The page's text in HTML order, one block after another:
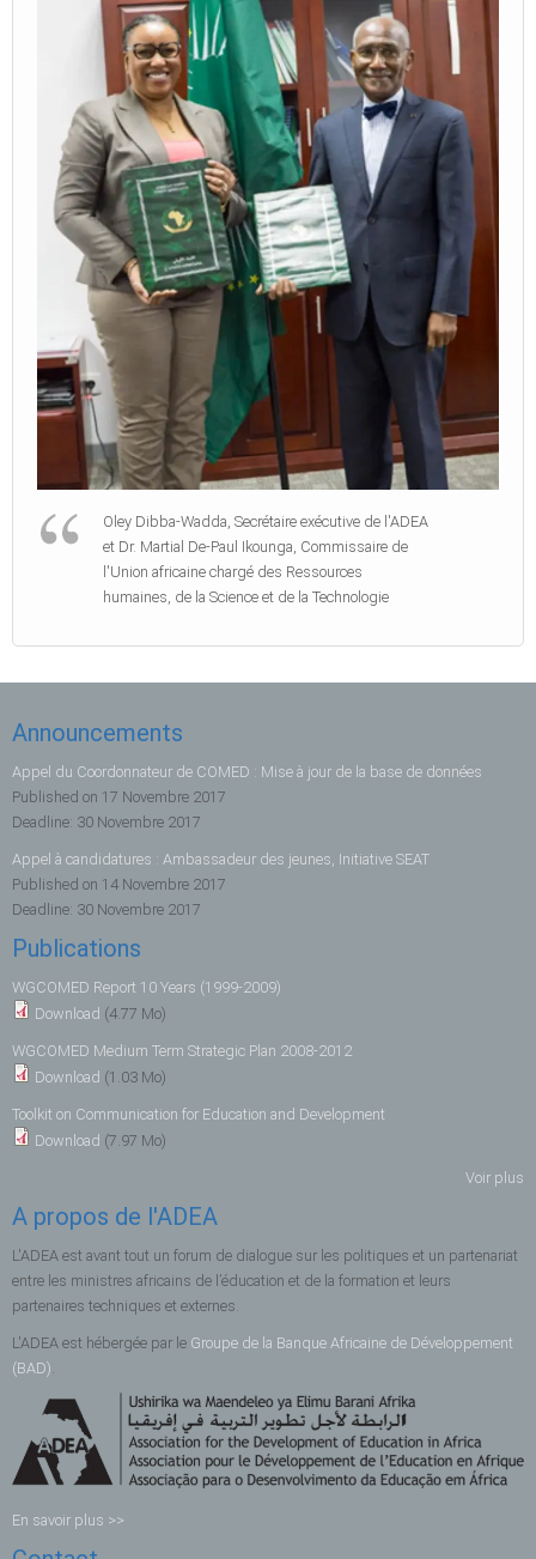
Oley Dibba-Wadda, Secrétaire exécutive de l'ADEA
et Dr. Martial De-Paul Ikounga, Commissaire de
l'Union africaine chargé des Ressources
humaines, de la Science et de la Technologie
Announcements
Appel du Coordonnateur de COMED : Mise à jour de la base de données
Published on 17 Novembre 2017
Deadline: 30 Novembre 2017
Appel à candidatures : Ambassadeur des jeunes, Initiative SEAT
Published on 14 Novembre 2017
Deadline: 30 Novembre 2017
Publications
WGCOMED Report 10 Years (1999-2009)
Download (4.77 Mo)
WGCOMED Medium Term Strategic Plan 2008-2012
Download (1.03 Mo)
Toolkit on Communication for Education and Development
Download (7.97 Mo)
Voir plus
A propos de l'ADEA
L'ADEA est avant tout un forum de dialogue sur les politiques et un partenariat
entre les ministres africains de l’éducation et de la formation et leurs
partenaires techniques et externes.
L'ADEA est hébergée par le Groupe de la Banque Africaine de Développement
(BAD)
En savoir plus >>